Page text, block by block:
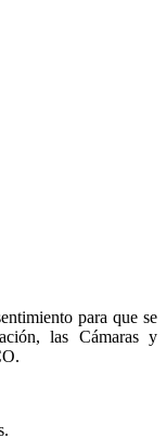
para que se
las Cámaras y